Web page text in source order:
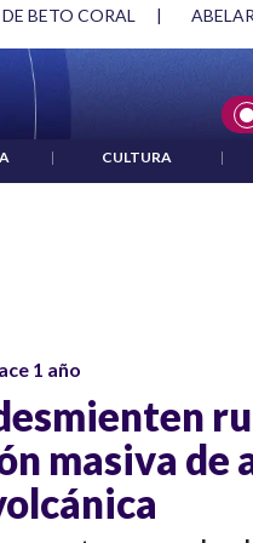
BETO CORAL |
| CULTURA |
1 año
masiva de